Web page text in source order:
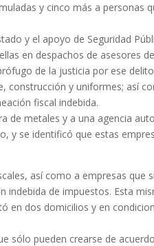
y cinco más a personas
y el apoyo de Seguridad
en despachos de asesores
de la justicia por ese
construcción y uniformes; así
fiscal indebida.
de metales y a una agencia
y se identificó que estas
así como a empresas que
indebida de impuestos. Esta
en dos domicilios y en
sólo pueden crearse de